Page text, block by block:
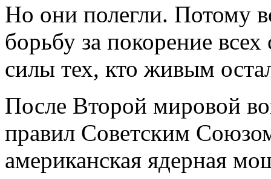
Но они полегли. Потому
борьбу за покорение
силы тех, кто живым
После Второй мировой
правил Советским
американская ядерная